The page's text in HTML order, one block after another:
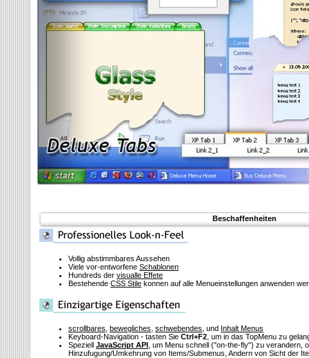
Beschaffenheiten
Vollig abstimmbares Aussehen
Viele vor-entworfene Schablonen
Hundreds der visualle Effete
Bestehende CSS Stile konnen auf alle Menueinstellungen anwenden
scrollbares bewegliches schwebendes , und Inhalt Menus
Keyboard-Navigation - tasten Sie Ctrl+F2 , um in das TopMenu zu
Speziell JavaScript API , um Menu schnell ("on-the-fly") zu verandern,
Hinzufugung/Umkehrung von Items/Submenus, Andern von Sicht der